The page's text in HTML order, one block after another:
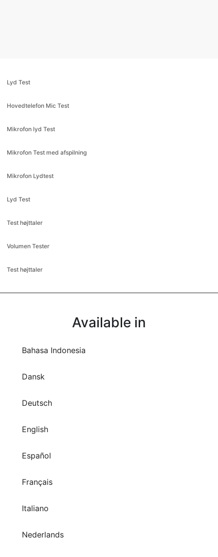
Lyd Test
Hovedtelefon Mic Test
Mikrofon lyd Test
Mikrofon Test med afspilning
Mikrofon Lydtest
Lyd Test
Test højttaler
Volumen Tester
Test højttaler
Available in
Bahasa Indonesia
Dansk
Deutsch
English
Español
Français
Italiano
Nederlands